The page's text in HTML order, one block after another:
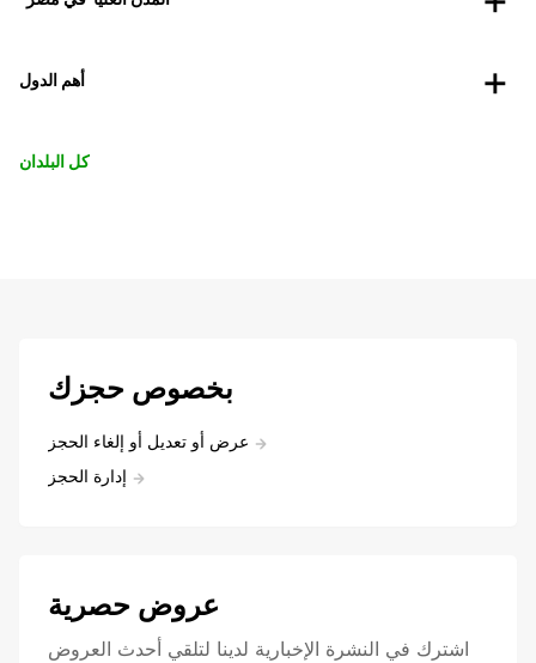
أهم الدول
كل البلدان
بخصوص حجزك
عرض أو تعديل أو إلغاء الحجز
إدارة الحجز
عروض حصرية
اشترك في النشرة الإخبارية لدينا لتلقي أحدث العروض